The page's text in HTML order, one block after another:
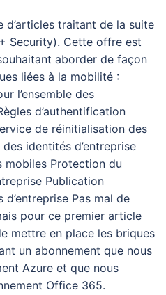
d’articles traitant de la suite
Security). Cette offre est
aborder de façon
liées à la mobilité :
l’ensemble des
d’authentification
de réinitialisation des
identités d’entreprise
mobiles Protection du
Publication
Pas mal de
pour ce premier article
mettre en place les briques
un abonnement que nous
Azure et que nous
Office 365.